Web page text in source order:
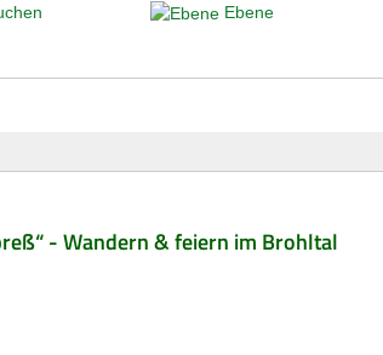
Ebene
- Wandern & feiern im Brohltal